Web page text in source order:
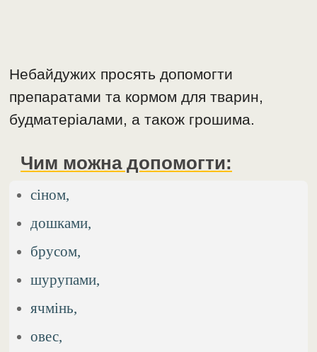
Небайдужих просять допомогти
препаратами та кормом для тварин,
будматеріалами, а також грошима.
Чим можна допомогти:
сіном,
дошками,
брусом,
шурупами,
ячмінь,
овес,